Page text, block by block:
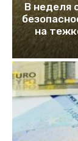
В неделя
на